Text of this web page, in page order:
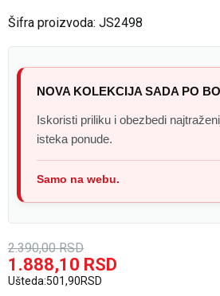
Šifra proizvoda: JS2498
NOVA KOLEKCIJA SADA PO
Iskoristi priliku i obezbedi
isteka ponude.
Samo na webu.
2.390,00 RSD
1.888,10 RSD
Ušteda:501,90RSD